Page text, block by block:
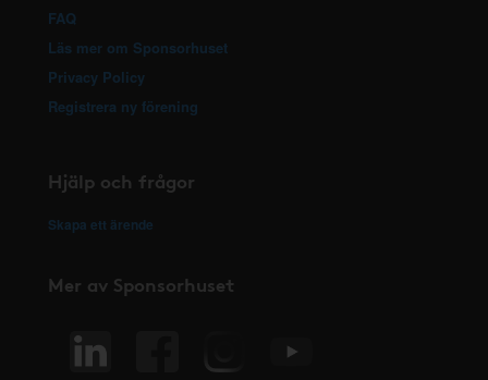
FAQ
Läs mer om Sponsorhuset
Privacy Policy
Registrera ny förening
Hjälp och frågor
Skapa ett ärende
Mer av Sponsorhuset